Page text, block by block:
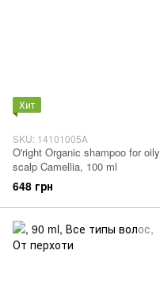
Хит
SKU: 14101005А
O'right Organic shampoo for oily
scalp Camellia, 100 ml
648 грн